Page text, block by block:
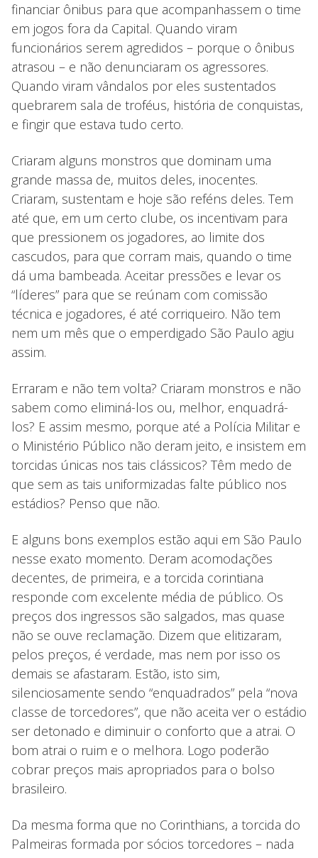
financiar ônibus para que acompanhassem o time
em jogos fora da Capital. Quando viram
funcionários serem agredidos – porque o ônibus
atrasou – e não denunciaram os agressores.
Quando viram vândalos por eles sustentados
quebrarem sala de troféus, história de conquistas,
e fingir que estava tudo certo.
Criaram alguns monstros que dominam uma
grande massa de, muitos deles, inocentes.
Criaram, sustentam e hoje são reféns deles. Tem
até que, em um certo clube, os incentivam para
que pressionem os jogadores, ao limite dos
cascudos, para que corram mais, quando o time
dá uma bambeada. Aceitar pressões e levar os
“líderes” para que se reúnam com comissão
técnica e jogadores, é até corriqueiro. Não tem
nem um mês que o emperdigado São Paulo agiu
assim.
Erraram e não tem volta? Criaram monstros e não
sabem como eliminá-los ou, melhor, enquadrá-
los? E assim mesmo, porque até a Polícia Militar e
o Ministério Público não deram jeito, e insistem em
torcidas únicas nos tais clássicos? Têm medo de
que sem as tais uniformizadas falte público nos
estádios? Penso que não.
E alguns bons exemplos estão aqui em São Paulo
nesse exato momento. Deram acomodações
decentes, de primeira, e a torcida corintiana
responde com excelente média de público. Os
preços dos ingressos são salgados, mas quase
não se ouve reclamação. Dizem que elitizaram,
pelos preços, é verdade, mas nem por isso os
demais se afastaram. Estão, isto sim,
silenciosamente sendo “enquadrados” pela “nova
classe de torcedores”, que não aceita ver o estádio
ser detonado e diminuir o conforto que a atrai. O
bom atrai o ruim e o melhora. Logo poderão
cobrar preços mais apropriados para o bolso
brasileiro.
Da mesma forma que no Corinthians, a torcida do
Palmeiras formada por sócios torcedores – nada